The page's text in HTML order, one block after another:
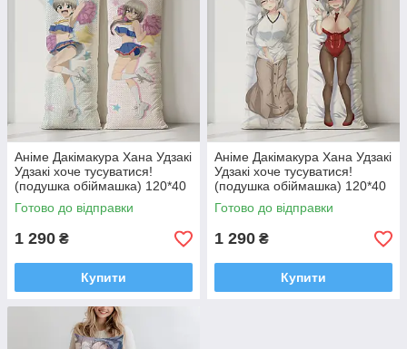
Аніме Дакімакура Хана Удзакі
Удзакі хоче тусуватися!
(подушка обіймашка) 120*40
см
Готово до відправки
1 290 ₴
Купити
Аніме Дакімакура Хана Удзакі
Удзакі хоче тусуватися!
(подушка обіймашка) 120*40
см
Готово до відправки
1 290 ₴
Купити